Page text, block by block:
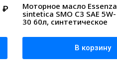
₽
Моторное масло Essenza
sintetica SMO C3 SAE 5W-
30 60л, синтетическое
В корзину